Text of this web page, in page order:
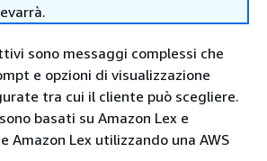
sono messaggi complessi che
e opzioni di visualizzazione
tra cui il cliente può scegliere.
basati su Amazon Lex e
Lex utilizzando una AWS